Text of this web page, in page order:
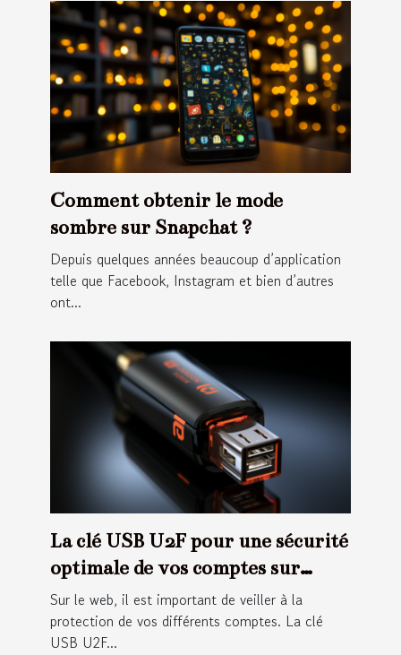
Comment obtenir le mode
sombre sur Snapchat ?
Depuis quelques années beaucoup d’application
telle que Facebook, Instagram et bien d’autres
ont...
La clé USB U2F pour une sécurité
optimale de vos comptes sur
internet
Sur le web, il est important de veiller à la
protection de vos différents comptes. La clé
USB U2F...